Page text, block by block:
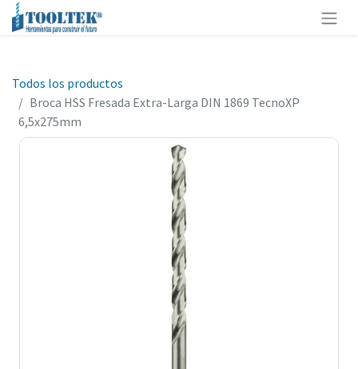
Todos los productos
Broca HSS Fresada Extra-Larga DIN 1869 TecnoXP
6,5x275mm